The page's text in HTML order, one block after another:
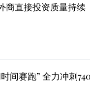
商直接投资质量持续
间赛跑” 全力冲刺